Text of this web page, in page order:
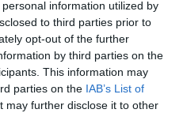
information utilized by
to third parties prior to
opt-out of the further
by third parties on the
This information may
parties on the IAB’s List of
may further disclose it to other
Αθήναις»
στο Google News